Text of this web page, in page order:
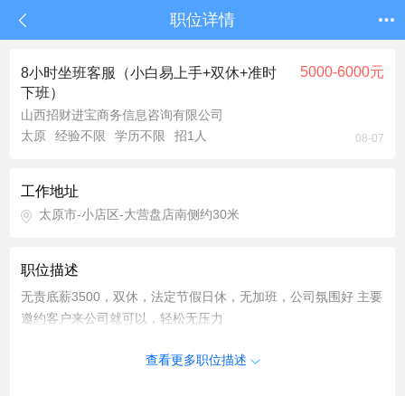
职位详情
8小时坐班客服（小白易上手+双休+准时
下班）
5000-6000元
山西招财进宝商务信息咨询有限公司
太原
经验不限 学历不限 招1人 08-07
工作地址
太原市-小店区-大营盘店南侧约30米
职位描述
无责底薪3500，双休，法定节假日休，无加班，公司氛围好 主要
邀约客户来公司就可以，轻松无压力
查看更多职位描述